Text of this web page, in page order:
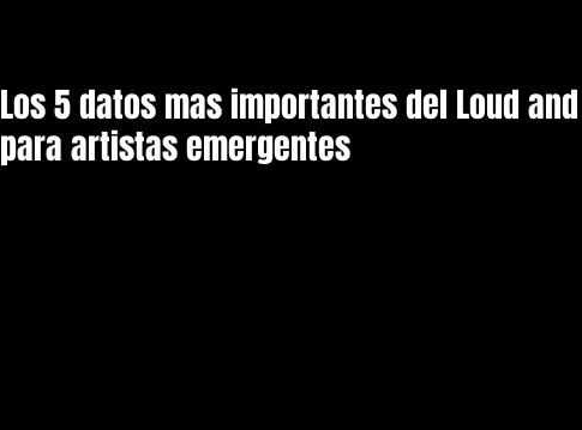
Los 5 datos mas importantes del Loud
para artistas emergentes